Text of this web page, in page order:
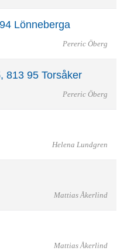
Lönneberga
Pereric Öberg
813 95 Torsåker
Pereric Öberg
Helena Lundgren
Mattias Åkerlind
Mattias Åkerlind